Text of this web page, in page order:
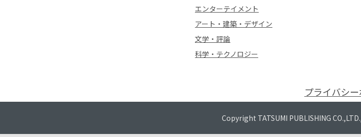
エンターテイメント
アート・建築・デザイン
文学・評論
科学・テクノロジー
プライバシ
Copyright TATSUMI PUBLISHING